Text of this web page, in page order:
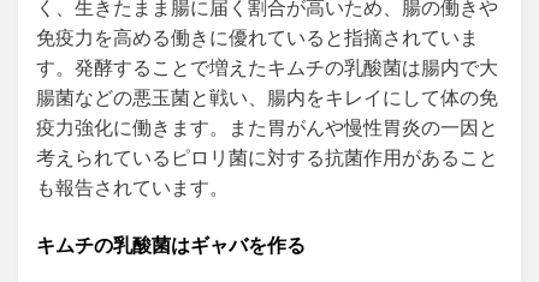
く、生きたまま腸に届く割合が高いため、腸の働きや
免疫力を高める働きに優れていると指摘されていま
す。発酵することで増えたキムチの乳酸菌は腸内で大
腸菌などの悪玉菌と戦い、腸内をキレイにして体の免
疫力強化に働きます。また胃がんや慢性胃炎の一因と
考えられているピロリ菌に対する抗菌作用があること
も報告されています。
キムチの乳酸菌はギャバを作る